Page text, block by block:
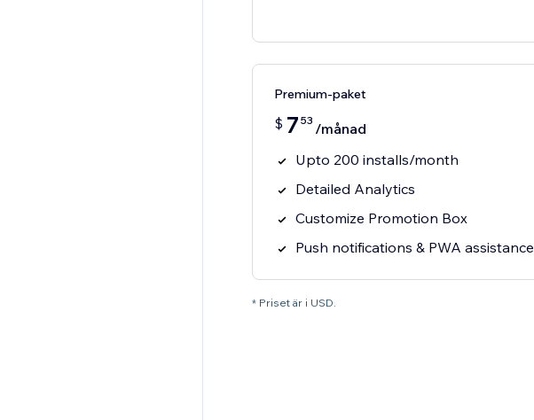
Premium-paket
$ 7 53 /månad
Upto 200 installs/month
Detailed Analytics
Customize Promotion Box
Push notifications & PWA assistance
* Priset är i USD.